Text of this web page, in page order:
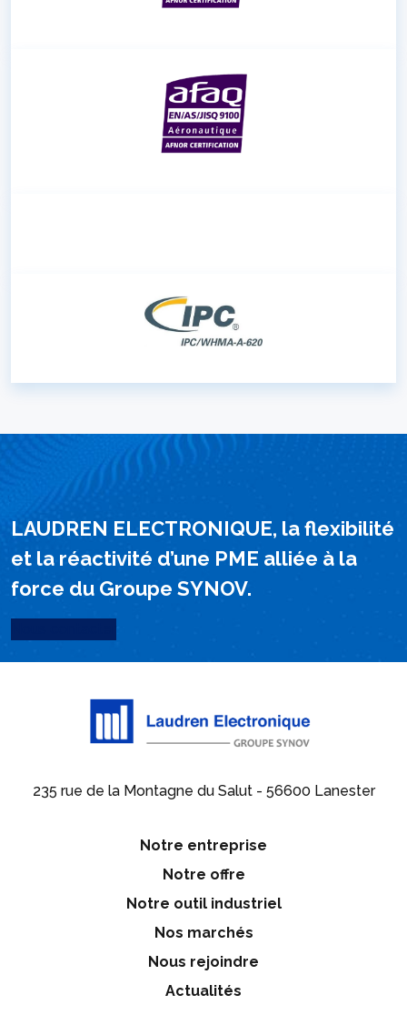
LAUDREN ELECTRONIQUE, la flexibilité
et la réactivité d’une PME alliée à la
force du Groupe SYNOV.
235 rue de la Montagne du Salut - 56600 Lanester
Notre entreprise
Notre offre
Notre outil industriel
Nos marchés
Nous rejoindre
Actualités